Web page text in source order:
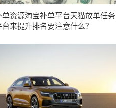
单资源淘宝补单平台天猫放单任务
台来提升排名要注意什么？